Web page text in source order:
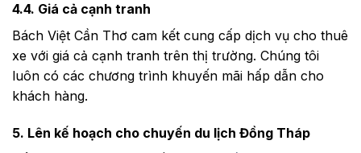
4.4. Giá cả cạnh tranh
Bách Việt Cần Thơ cam kết cung cấp dịch vụ cho thuê
xe với giá cả cạnh tranh trên thị trường. Chúng tôi
luôn có các chương trình khuyến mãi hấp dẫn cho
khách hàng.
5. Lên kế hoạch cho chuyến du lịch Đồng Tháp